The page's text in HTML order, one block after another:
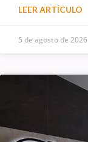
LEER ARTÍCULO
5 de agosto de 2026